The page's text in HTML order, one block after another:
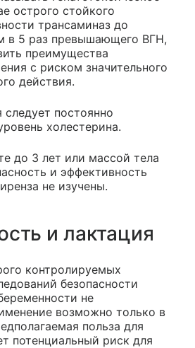
острого стойкого
трансаминаз до
в 5 раз превышающего ВГН,
преимущества
с риском значительного
действия.
постоянно
холестерина.
до 3 лет или массой тела
и эффективность
не изучены.
и лактация
контролируемых
безопасности
не
возможно только в
польза для
потенциальный риск для